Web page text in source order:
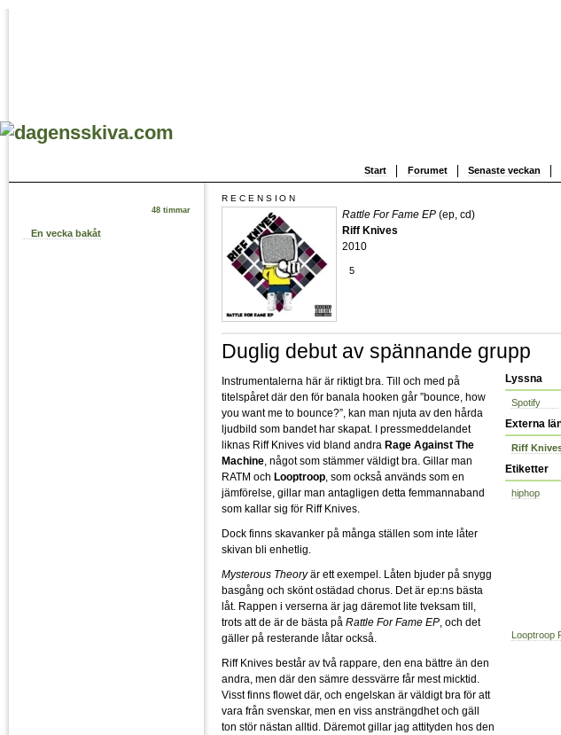
Start Forumet Senaste veckan
48 timmar
En vecka bakåt
RECENSION
Rattle For Fame EP (ep, cd)
Riff Knives
2010
5
Duglig debut av spännande grupp
Lyssna
Spotify
Externa
Riff
Etiketter
hiphop
Looptroop
Instrumentalerna här är riktigt bra. Till och med på
titelspåret där den för banala hooken går ”bounce, how
you want me to bounce?”, kan man njuta av den hårda
ljudbild som bandet har skapat. I pressmeddelandet
liknas Riff Knives vid bland andra Rage Against The
Machine, något som stämmer väldigt bra. Gillar man
RATM och Looptroop, som också används som en
jämförelse, gillar man antagligen detta femmannaband
som kallar sig för Riff Knives.
Dock finns skavanker på många ställen som inte låter
skivan bli enhetlig.
Mysterous Theoryär ett exempel. Låten bjuder på snygg
basgång och skönt ostädad chorus. Det är ep:ns bästa
låt. Rappen i verserna är jag däremot lite tveksam till,
trots att de är de bästa på Rattle For Fame EP, och det
gäller på resterande låtar också.
Riff Knives består av två rappare, den ena bättre än den
andra, men där den sämre dessvärre får mest micktid.
Visst finns flowet där, och engelskan är väldigt bra för att
vara från svenskar, men en viss ansträngdhet och gäll
ton stör nästan alltid. Däremot gillar jag attityden hos den